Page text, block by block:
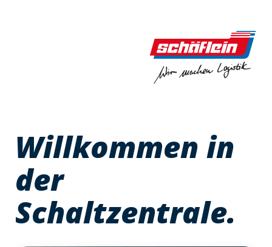
Willkommen in
der
Schaltzentrale.